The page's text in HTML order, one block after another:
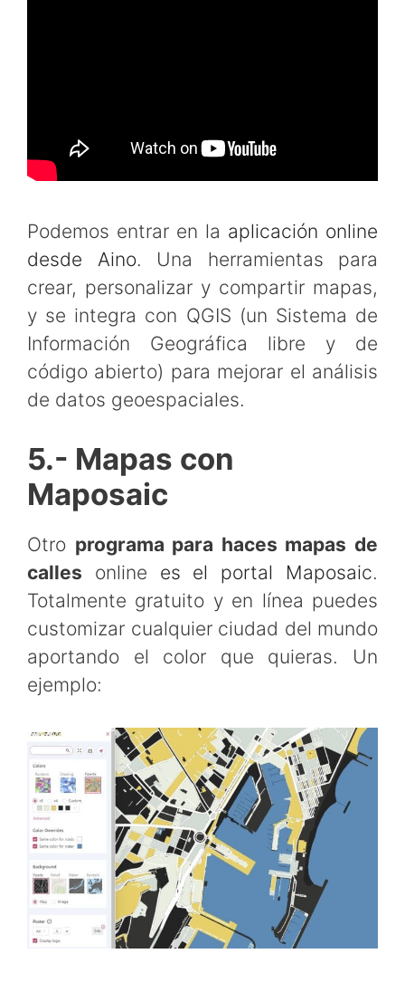
Podemos entrar en la aplicación online
desde Aino. Una herramientas para
crear, personalizar y compartir mapas,
y se integra con QGIS (un Sistema de
Información Geográfica libre y de
código abierto) para mejorar el análisis
de datos geoespaciales.
5.- Mapas con
Maposaic
Otro programa para haces mapas de
calles online es el portal Maposaic.
Totalmente gratuito y en línea puedes
customizar cualquier ciudad del mundo
aportando el color que quieras. Un
ejemplo: